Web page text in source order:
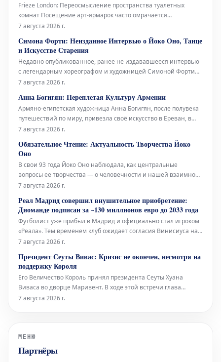
Frieze London: Переосмысление пространства туалетных
комнат Посещение арт-ярмарок часто омрачается
состоянием туалетных комнат – будь то унылые биотуалеты в
помещения с одной кабинкой «только для экспонентов».
Возможно, поэтому Fr
7 августа 2026 г.
Симона Форти: Неизданное Интервью о Йоко Оно, Танце
и Искусстве Старения
Недавно опубликованное, ранее не издававшееся интервью
с легендарным хореографом и художницей Симоной Форти
проливает свет на её связи с многогранной иконой Йоко Оно,
2014 году Джулией Брайан-Уилсон, это интервью снова
вышло на свет посл
7 августа 2026 г.
Анна Богигян: Переплетая Культуру Армении
Армяно-египетская художница Анна Богигян, после полувека
путешествий по миру, привезла своё искусство в Ереван, в
Национальную галерею Армении. Её выставка под
своеобразную естественную историю Армении, выраженную
через произведения, которые нап
7 августа 2026 г.
Обязательное Чтение: Актуальность Творчества Йоко
Оно
В свои 93 года Йоко Оно наблюдала, как центральные
вопросы ее творчества — о человечности и нашей взаимной
ответственности — находили отклик у многих поколений.
недавнем репортаже о последних исполнениях работ Оно,
включая знаменитую «
7 августа 2026 г.
Реал Мадрид совершил внушительное приобретение:
Диоманде подписан за ~130 миллионов евро до 2033 года
Футболист уже прибыл в Мадрид и официально стал игроком
«Реала». Тем временем клуб ожидает согласия Винисиуса на
продление контракта, а также приход Родри привносит новые
7 августа 2026 г.
Президент Сеуты Вивас: Кризис не окончен, несмотря на
поддержку Короля
Его Величество Король принял президента Сеуты Хуана
Виваса во дворце Маривент. В ходе этой встречи глава
автономного города выразил надежду на скорый
7 августа 2026 г.
МЕНЮ
Партнёры